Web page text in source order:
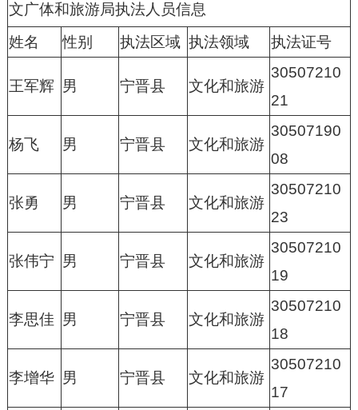
文广体和旅游局执法人员信息
姓名
性别 执法区域 执法领域 执法证号
王军辉 男 宁晋县 文化和旅游
30507210
21
杨飞 男 宁晋县 文化和旅游
30507190
08
张勇 男 宁晋县 文化和旅游
30507210
23
张伟宁 男 宁晋县 文化和旅游
30507210
19
李思佳 男 宁晋县 文化和旅游
30507210
18
李增华 男 宁晋县 文化和旅游
30507210
17